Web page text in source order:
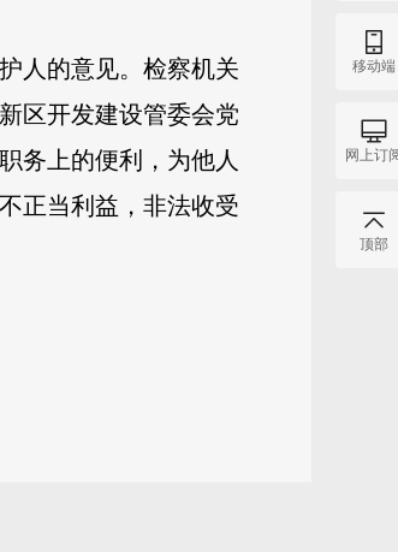
人的意见。检察机关
区开发建设管委会党
务上的便利，为他人
正当利益，非法收受
移动端
网上订
顶部